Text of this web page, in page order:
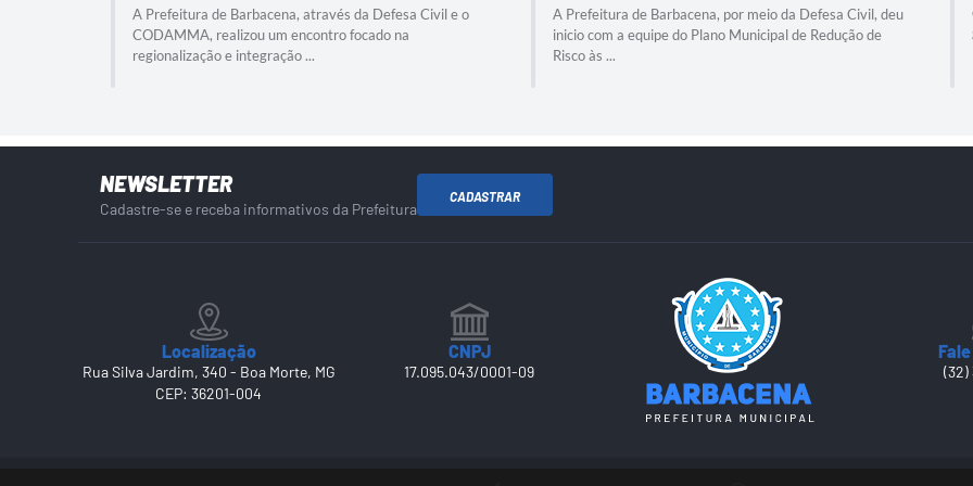
A Prefeitura de Barbacena, através da Defesa Civil e o
CODAMMA, realizou um encontro focado na
regionalização e integração ...
A Prefeitura de Barbacena, por meio da Defesa Civil, deu
inicio com a equipe do Plano Municipal de Redução de
Risco às ...
NEWSLETTER
Cadastre-se e receba informativos da Prefeitura
CADASTRAR
Localização
Rua Silva Jardim, 340 - Boa Morte, MG
CEP: 36201-004
CNPJ
17.095.043/0001-09 (32)